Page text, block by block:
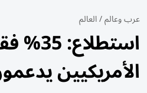
عرب وعالم/العالم
الأمريكيين